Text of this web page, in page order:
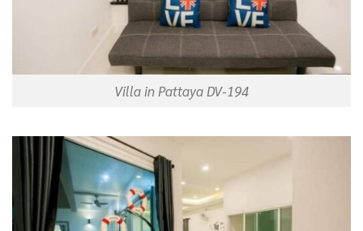
Villa in Pattaya DV-194